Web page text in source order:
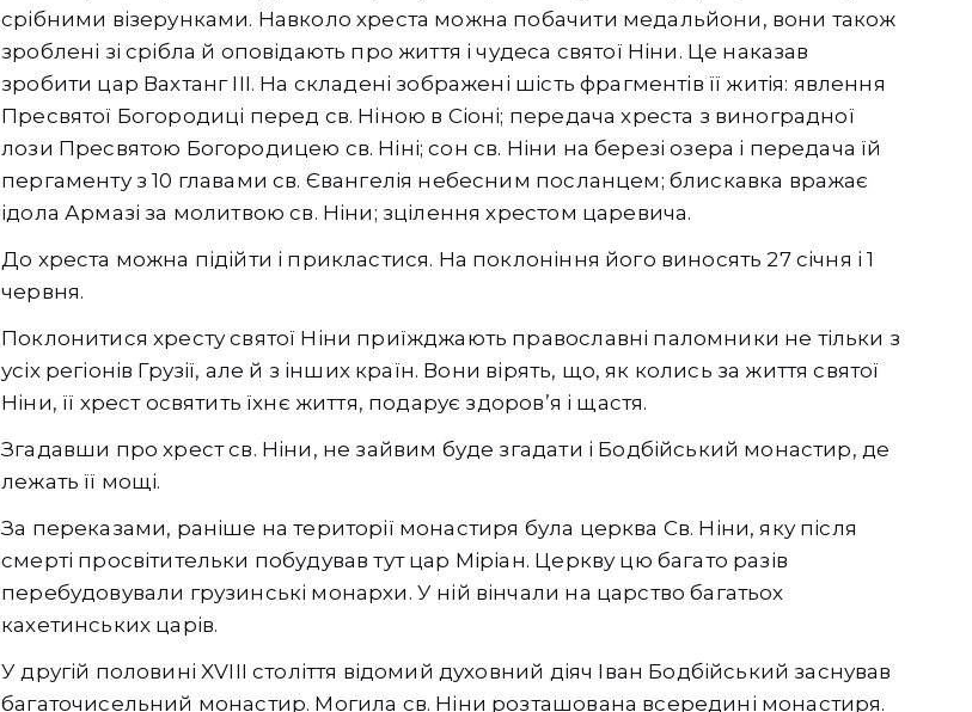
срібними візерунками. Навколо хреста можна побачити медальйони, вони також
зроблені зі срібла й оповідають про життя і чудеса святої Ніни. Це наказав
зробити цар Вахтанг III. На складені зображені шість фрагментів її житія: явлення
Пресвятої Богородиці перед св. Ніною в Сіоні; передача хреста з виноградної
лози Пресвятою Богородицею св. Ніні; сон св. Ніни на березі озера і передача їй
пергаменту з 10 главами св. Євангелія небесним посланцем; блискавка вражає
ідола Армазі за молитвою св. Ніни; зцілення хрестом царевича.
До хреста можна підійти і прикластися. На поклоніння його виносять 27 січня і 1
червня.
Поклонитися хресту святої Ніни приїжджають православні паломники не тільки з
усіх регіонів Грузії, але й з інших країн. Вони вірять, що, як колись за життя святої
Ніни, її хрест освятить їхнє життя, подарує здоров’я і щастя.
Згадавши про хрест св. Ніни, не зайвим буде згадати і Бодбійський монастир, де
лежать її мощі.
За переказами, раніше на території монастиря була церква Св. Ніни, яку після
смерті просвітительки побудував тут цар Міріан. Церкву цю багато разів
перебудовували грузинські монархи. У ній вінчали на царство багатьох
кахетинських царів.
У другій половині XVIII століття відомий духовний діяч Іван Бодбійський заснував
багаточисельний монастир. Могила св. Ніни розташована всередині монастиря.